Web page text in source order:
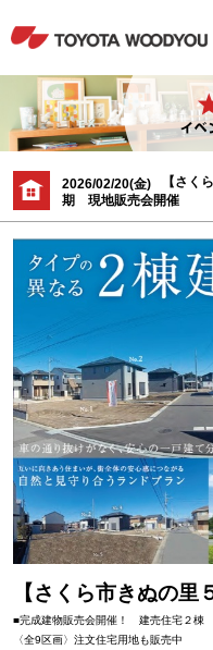
2026/02/20(金)
【さく
期 現地販売会開催
【さくら市きぬの里
■完成建物販売会開催！ 建売住宅２棟
〈全9区画〉注文住宅用地も販売中